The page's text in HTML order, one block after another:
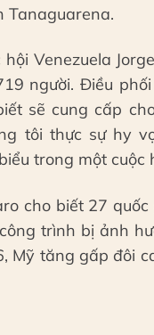
Tanaguarena.
hội Venezuela
người. Điều
sẽ cung cấp
tôi thực sự hy
trong một cuộc
cho biết 27
trình bị ảnh
Mỹ tăng gấp đôi